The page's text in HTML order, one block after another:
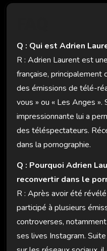
Q : Qui est Adrien
R : Adrien Laurent est
française, principalement
des émissions de télé-
vous » ou « Les Anges ».
impressionnante lui a
des téléspectateurs.
dans la pornographie.
Q : Pourquoi Adrien
reconvertir dans le
R : Après avoir été
participé à plusieurs
controverses,
ses lives Instagram.